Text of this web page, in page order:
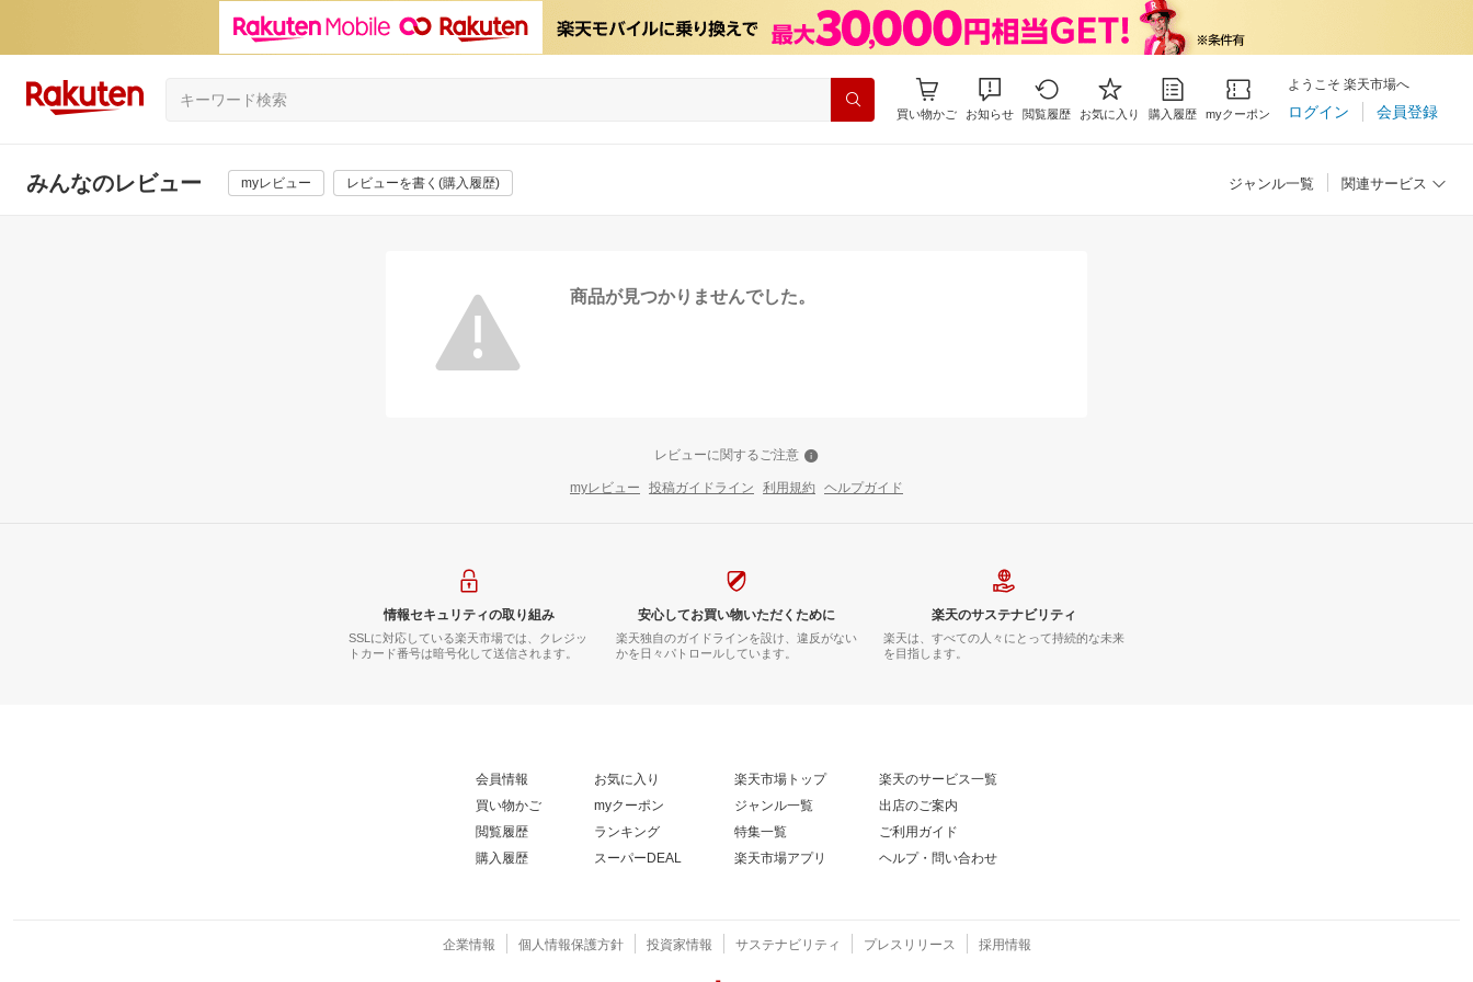
買い物かご お知らせ 閲覧履歴 お気に入り 購入履歴 myクーポン
ようこそ 楽天市場へ
ログイン 会員登録
みんなのレビュー myレビュー レビューを書く(購入履歴) ジャンル一覧 関連サービス
商品が見つかりませんでした。
レビューに関するご注意
myレビュー 投稿ガイドライン 利用規約 ヘルプガイド
情報セキュリティの取り組み
SSLに対応している楽天市場では、クレジッ
トカード番号は暗号化して送信されます。
安心してお買い物いただくために
楽天独自のガイドラインを設け、違反がない
かを日々パトロールしています。
楽天のサステナビリティ
楽天は、すべての人々にとって持続的な未来
を目指します。
会員情報
買い物かご
閲覧履歴
購入履歴
お気に入り
myクーポン
ランキング
スーパーDEAL
楽天市場トップ
ジャンル一覧
特集一覧
楽天市場アプリ
楽天のサービス一覧
出店のご案内
ご利用ガイド
ヘルプ・問い合わせ
企業情報 個人情報保護方針 投資家情報 サステナビリティ プレスリリース 採用情報